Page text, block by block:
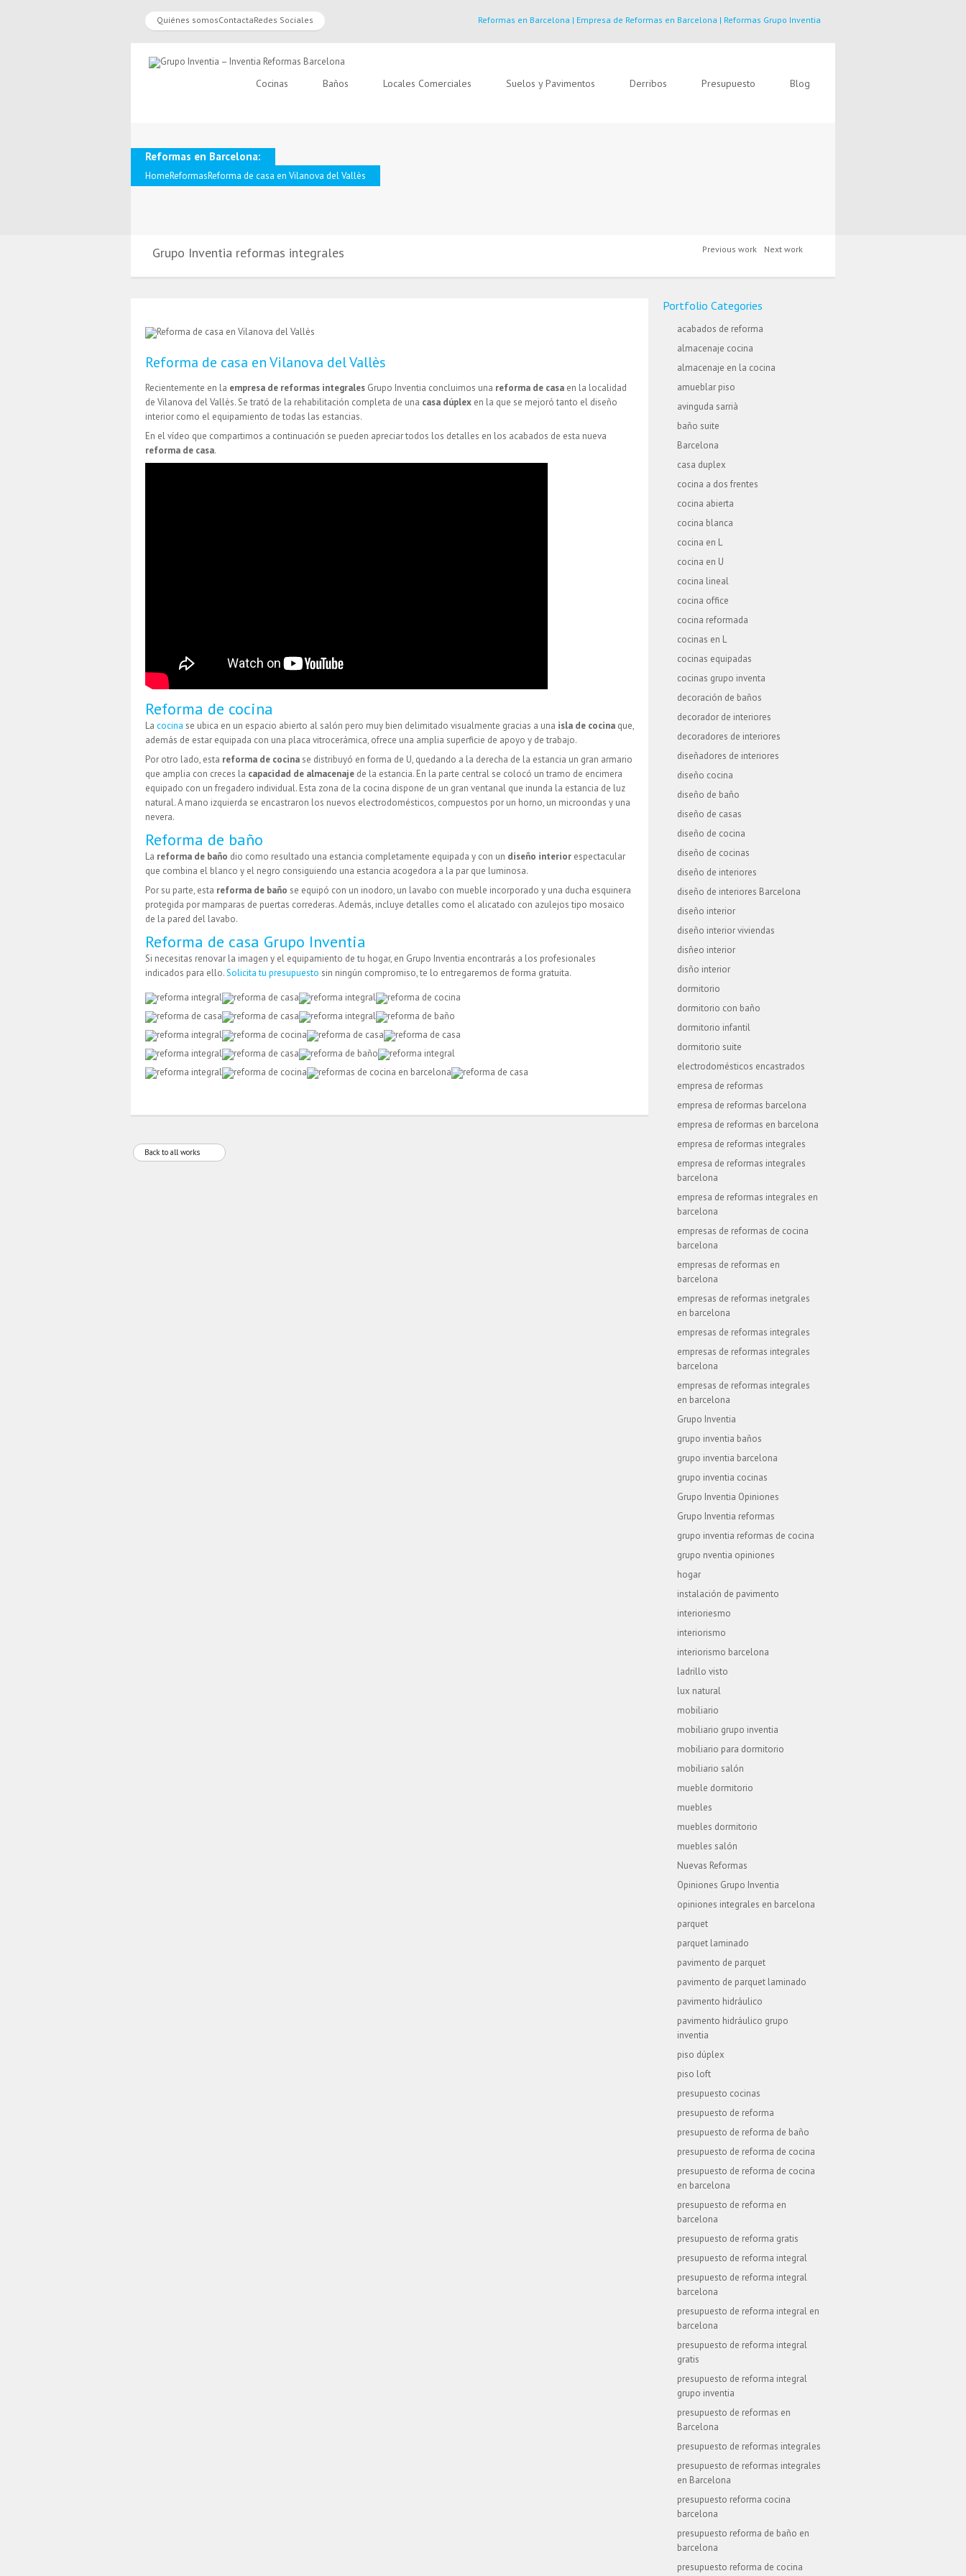
Quiénes somosContactaRedes Sociales Reformas en Barcelona | Empresa de Reformas en Barcelona | Reformas Grupo Inventia
Cocinas Baños Locales Comerciales Suelos y Pavimentos Derribos Presupuesto Blog
Reformas en Barcelona:
HomeReformasReforma de casa en Vilanova del Vallès
Grupo Inventia reformas integrales Previous work Next work
Reforma de casa en Vilanova del Vallès
Recientemente en la empresa de reformas integrales Grupo Inventia concluimos una reforma de casa en la localidad
de Vilanova del Vallès. Se trató de la rehabilitación completa de una casa dúplex en la que se mejoró tanto el diseño
interior como el equipamiento de todas las estancias.
En el vídeo que compartimos a continuación se pueden apreciar todos los detalles en los acabados de esta nueva
reforma de casa.
Reforma de cocina
La cocina se ubica en un espacio abierto al salón pero muy bien delimitado visualmente gracias a una isla de cocina que,
además de estar equipada con una placa vitrocerámica, ofrece una amplia superficie de apoyo y de trabajo.
Por otro lado, esta reforma de cocinase distribuyó en forma de U, quedando a la derecha de la estancia un gran armario
que amplia con creces la capacidad de almacenaje de la estancia. En la parte central se colocó un tramo de encimera
equipado con un fregadero individual. Esta zona de la cocina dispone de un gran ventanal que inunda la estancia de luz
natural. A mano izquierda se encastraron los nuevos electrodomésticos, compuestos por un horno, un microondas y una
nevera.
Reforma de baño
La reforma de baño dio como resultado una estancia completamente equipada y con un diseño interior espectacular
que combina el blanco y el negro consiguiendo una estancia acogedora a la par que luminosa.
Por su parte, esta reforma de baño se equipó con un inodoro, un lavabo con mueble incorporado y una ducha esquinera
protegida por mamparas de puertas correderas. Además, incluye detalles como el alicatado con azulejos tipo mosaico
de la pared del lavabo.
Reforma de casa Grupo Inventia
Si necesitas renovar la imagen y el equipamiento de tu hogar, en Grupo Inventia encontrarás a los profesionales
indicados para ello.Solicita tu presupuesto sin ningún compromiso, te lo entregaremos de forma gratuita.
Back to all works
Portfolio Categories
acabados de reforma
almacenaje cocina
almacenaje en la cocina
amueblar piso
avinguda sarrià
baño suite
Barcelona
casa duplex
cocina a dos frentes
cocina abierta
cocina blanca
cocina en L
cocina en U
cocina lineal
cocina office
cocina reformada
cocinas en L
cocinas equipadas
cocinas grupo inventa
decoración de baños
decorador de interiores
decoradores de interiores
diseñadores de interiores
diseño cocina
diseño de baño
diseño de casas
diseño de cocina
diseño de cocinas
diseño de interiores
diseño de interiores Barcelona
diseño interior
diseño interior viviendas
disñeo interior
disño interior
dormitorio
dormitorio con baño
dormitorio infantil
dormitorio suite
electrodomésticos encastrados
empresa de reformas
empresa de reformas barcelona
empresa de reformas en barcelona
empresa de reformas integrales
empresa de reformas integrales
barcelona
empresa de reformas integrales en
barcelona
empresas de reformas de cocina
barcelona
empresas de reformas en
barcelona
empresas de reformas inetgrales
en barcelona
empresas de reformas integrales
empresas de reformas integrales
barcelona
empresas de reformas integrales
en barcelona
Grupo Inventia
grupo inventia baños
grupo inventia barcelona
grupo inventia cocinas
Grupo Inventia Opiniones
Grupo Inventia reformas
grupo inventia reformas de cocina
grupo nventia opiniones
hogar
instalación de pavimento
interioriesmo
interiorismo
interiorismo barcelona
ladrillo visto
lux natural
mobiliario
mobiliario grupo inventia
mobiliario para dormitorio
mobiliario salón
mueble dormitorio
muebles
muebles dormitorio
muebles salón
Nuevas Reformas
Opiniones Grupo Inventia
opiniones integrales en barcelona
parquet
parquet laminado
pavimento de parquet
pavimento de parquet laminado
pavimento hidráulico
pavimento hidráulico grupo
inventia
piso dúplex
piso loft
presupuesto cocinas
presupuesto de reforma
presupuesto de reforma de baño
presupuesto de reforma de cocina
presupuesto de reforma de cocina
en barcelona
presupuesto de reforma en
barcelona
presupuesto de reforma gratis
presupuesto de reforma integral
presupuesto de reforma integral
barcelona
presupuesto de reforma integral en
barcelona
presupuesto de reforma integral
gratis
presupuesto de reforma integral
grupo inventia
presupuesto de reformas en
Barcelona
presupuesto de reformas integrales
presupuesto de reformas integrales
en Barcelona
presupuesto reforma cocina
barcelona
presupuesto reforma de baño en
barcelona
presupuesto reforma de cocina